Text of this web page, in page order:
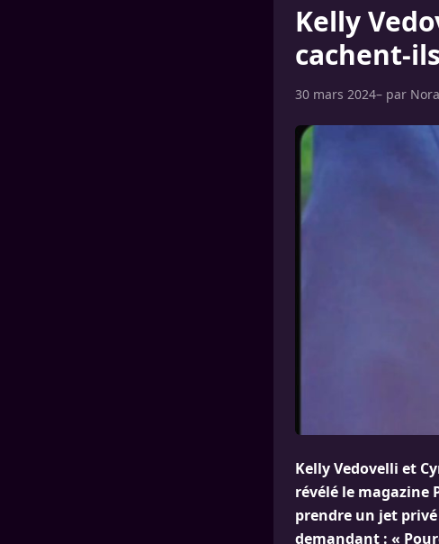
Kelly
cachent-
30 mars 2024– par
Kelly Vedovelli et
révélé le magazine
prendre un jet
demandant : «